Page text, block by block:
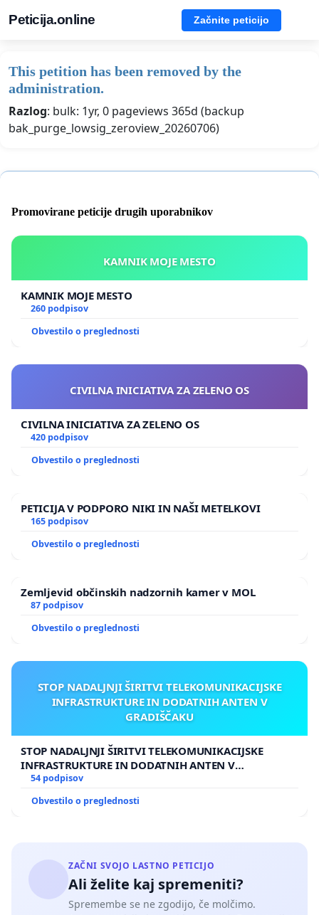
Peticija.online Začnite peticijo
This petition has been removed by the
administration.
Razlog: bulk: 1yr, 0 pageviews 365d (backup
bak_purge_lowsig_zeroview_20260706)
Promovirane peticije drugih uporabnikov
KAMNIK MOJE MESTO
KAMNIK MOJE MESTO
260 podpisov
Obvestilo o preglednosti
CIVILNA INICIATIVA ZA ZELENO OS
CIVILNA INICIATIVA ZA ZELENO OS
420 podpisov
Obvestilo o preglednosti
PETICIJA V PODPORO NIKI IN NAŠI METELKOVI
165 podpisov
Obvestilo o preglednosti
Zemljevid občinskih nadzornih kamer v MOL
87 podpisov
Obvestilo o preglednosti
STOP NADALJNJI ŠIRITVI TELEKOMUNIKACIJSKE
INFRASTRUKTURE IN DODATNIH ANTEN V
GRADIŠČAKU
STOP NADALJNJI ŠIRITVI TELEKOMUNIKACIJSKE
INFRASTRUKTURE IN DODATNIH ANTEN V
GRADIŠČAKU
54 podpisov
Obvestilo o preglednosti
ZAČNI SVOJO LASTNO PETICIJO
Ali želite kaj spremeniti?
Spremembe se ne zgodijo, če molčimo.